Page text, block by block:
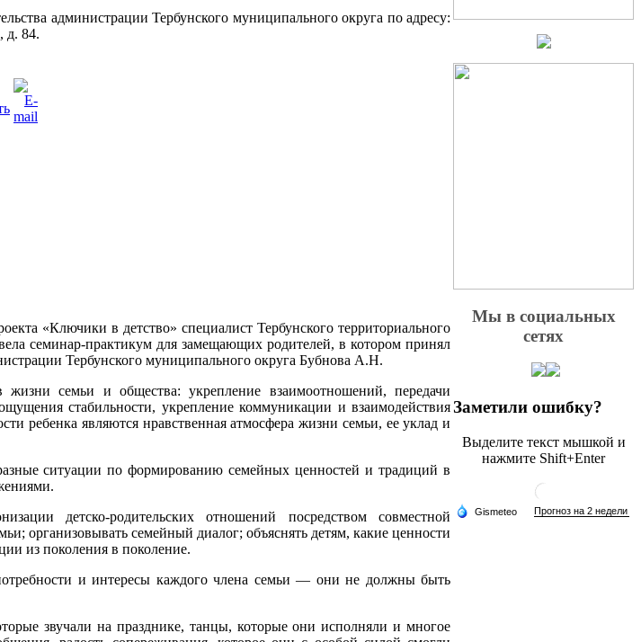
администрации Тербунского муниципального округа по адресу:
д. 84.
«Ключики в детство» специалист Тербунского территориального
семинар-практикум для замещающих родителей, в котором принял
Тербунского муниципального округа Бубнова А.Н.
семьи и общества: укрепление взаимоотношений, передачи
стабильности, укрепление коммуникации и взаимодействия
ребенка являются нравственная атмосфера жизни семьи, ее уклад и
ситуации по формированию семейных ценностей и традиций в
детско-родительских отношений посредством совместной
организовывать семейный диалог; объяснять детям, какие ценности
из поколения в поколение.
и интересы каждого члена семьи — они не должны быть
звучали на празднике, танцы, которые они исполняли и многое
Мы в социальных
сетях
Заметили ошибку?
Выделите текст мышкой и
нажмите Shift+Enter